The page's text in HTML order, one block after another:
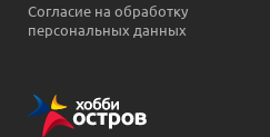
Согласие на обработку
персональных данных